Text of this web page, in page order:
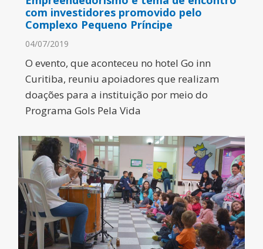
com investidores promovido pelo
Complexo Pequeno Príncipe
04/07/2019
O evento, que aconteceu no hotel Go inn
Curitiba, reuniu apoiadores que realizam
doações para a instituição por meio do
Programa Gols Pela Vida